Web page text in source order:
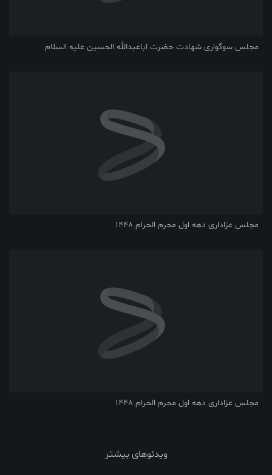
مجلس سوگواری شهادت حضرت اباعبدالله الحسین علیه السلام
مجلس عزاداری دهه اول محرم الحرام 1448
مجلس عزاداری دهه اول محرم الحرام 1448
ویدئوهای بیشتر